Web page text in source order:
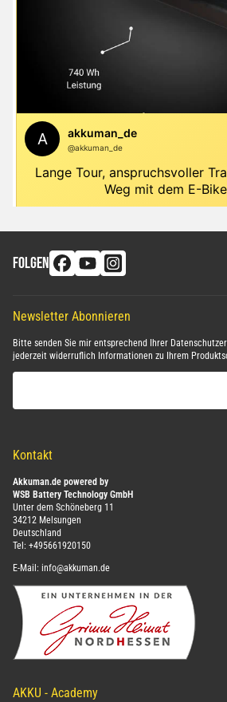
FOLGEN
Newsletter Abonnieren
Bitte senden Sie mir entsprechend Ihrer
jederzeit widerruflich Informationen zu Ihrem
Kontakt
Akkuman.de powered by
WSB Battery Technology GmbH
Unter dem Schöneberg 11
34212 Melsungen
Deutschland
Tel: +495661920150
E-Mail: info@akkuman.de
AKKU - Academy